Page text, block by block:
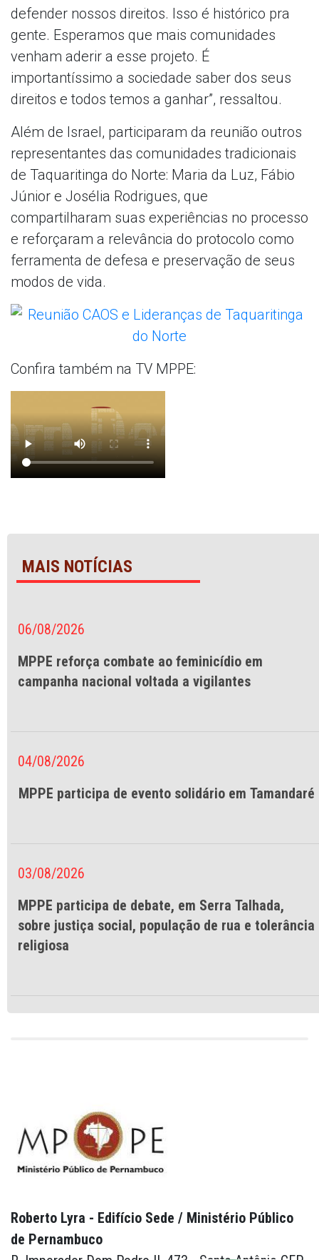
defender nossos direitos. Isso é histórico pra
gente. Esperamos que mais comunidades
venham aderir a esse projeto. É
importantíssimo a sociedade saber dos seus
direitos e todos temos a ganhar”, ressaltou.
Além de Israel, participaram da reunião outros
representantes das comunidades tradicionais
de Taquaritinga do Norte: Maria da Luz, Fábio
Júnior e Josélia Rodrigues, que
compartilharam suas experiências no processo
e reforçaram a relevância do protocolo como
ferramenta de defesa e preservação de seus
modos de vida.
Confira também na TV MPPE:
MAIS NOTÍCIAS
06/08/2026
MPPE reforça combate ao feminicídio em
campanha nacional voltada a vigilantes
04/08/2026
MPPE participa de evento solidário em Tamandaré
03/08/2026
MPPE participa de debate, em Serra Talhada,
sobre justiça social, população de rua e tolerância
religiosa
Roberto Lyra - Edifício Sede / Ministério Público
de Pernambuco